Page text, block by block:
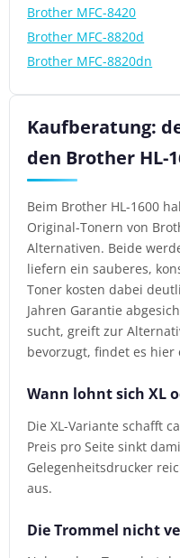
Brother MFC-8420
Brother MFC-8820d
Brother MFC-8820dn
Kaufberatung:
den Brother HL-
Beim Brother HL-1600
Original-Tonern von
Alternativen. Beide
liefern ein sauberes,
Toner kosten dabei
Jahren Garantie
sucht, greift zur
bevorzugt, findet es
Wann lohnt sich XL
Die XL-Variante schafft
Preis pro Seite sinkt
Gelegenheitsdrucker
aus.
Die Trommel nicht